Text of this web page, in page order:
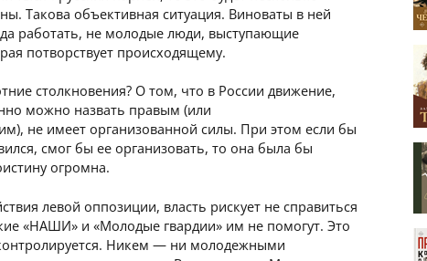
Такова объективная ситуация. Виноваты в ней
работать, не молодые люди, выступающие
потворствует происходящему.
столкновения? О том, что в России движение,
можно назвать правым (или
не имеет организованной силы. При этом если бы
смог бы ее организовать, то она была бы
огромна.
левой оппозиции, власть рискует не справиться
«НАШИ» и «Молодые гвардии» им не помогут. Это
Никем — ни молодежными